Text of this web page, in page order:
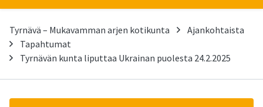
Tyrnävä – Mukavamman arjen kotikunta
Ajankohtaista
Tapahtumat
Tyrnävän kunta liputtaa Ukrainan puolesta 24.2.2025